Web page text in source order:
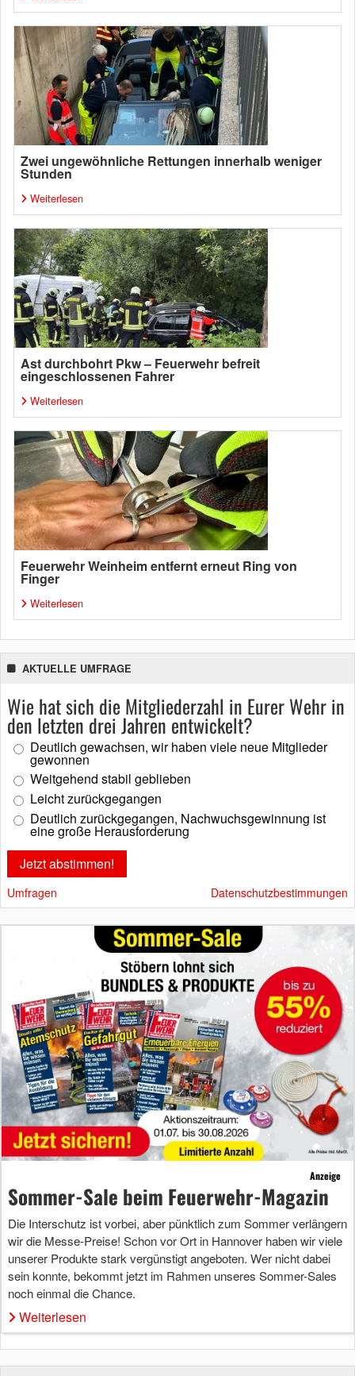
Zwei ungewöhnliche Rettungen innerhalb weniger
Stunden
Weiterlesen
Ast durchbohrt Pkw – Feuerwehr befreit
eingeschlossenen Fahrer
Weiterlesen
Feuerwehr Weinheim entfernt erneut Ring von
Finger
Weiterlesen
AKTUELLE UMFRAGE
Wie hat sich die Mitgliederzahl in Eurer Wehr in
den letzten drei Jahren entwickelt?
Deutlich gewachsen, wir haben viele neue Mitglieder
gewonnen
Weitgehend stabil geblieben
Leicht zurückgegangen
Deutlich zurückgegangen, Nachwuchsgewinnung ist
eine große Herausforderung
Umfragen Datenschutzbestimmungen
Anzeige
Sommer-Sale beim Feuerwehr-Magazin
Die Interschutz ist vorbei, aber pünktlich zum Sommer verlängern
wir die Messe-Preise! Schon vor Ort in Hannover haben wir viele
unserer Produkte stark vergünstigt angeboten. Wer nicht dabei
sein konnte, bekommt jetzt im Rahmen unseres Sommer-Sales
noch einmal die Chance.
Weiterlesen